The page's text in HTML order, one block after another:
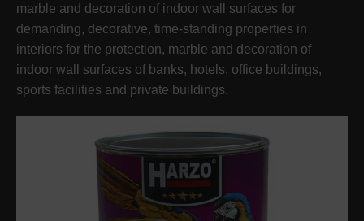
marble and decoration of indoor wall surfaces for
demanding, decorative, time-standing properties in
interiors for the protection, marble and decoration of
indoor wall surfaces of banks, hotels, office buildings,
sports facilities and private buildings.